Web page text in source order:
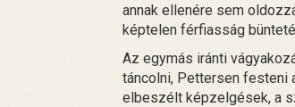
annak ellenére sem
képtelen férfiasság
Az egymás iránti
táncolni, Pettersen festeni
elbeszélt képzelgések, a